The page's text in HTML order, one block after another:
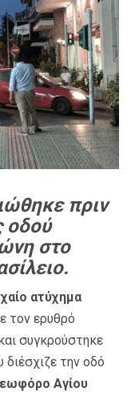
πριν
οδού
στο
ατύχημα
τον ερυθρό
συγκρούστηκε
την οδό
Αγίου